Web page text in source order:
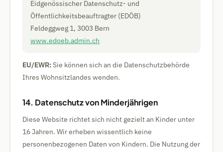
Eidgenössischer Datenschutz- und
Öffentlichkeitsbeauftragter (EDÖB)
Feldeggweg 1, 3003 Bern
www.edoeb.admin.ch
EU/EWR:Sie können sich an die Datenschutzbehörde
Ihres Wohnsitzlandes wenden.
14. Datenschutz von Minderjährigen
Diese Website richtet sich nicht gezielt an Kinder unter
16 Jahren. Wir erheben wissentlich keine
personenbezogenen Daten von Kindern. Die Nutzung der